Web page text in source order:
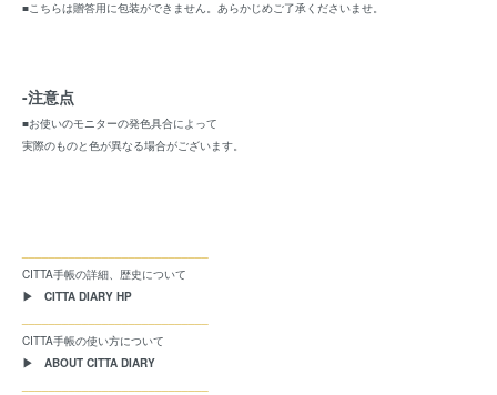
■こちらは贈答用に包装ができません。あらかじめご了承くださいませ。
-注意点
■お使いのモニターの発色具合によって
実際のものと色が異なる場合がございます。
CITTA手帳の詳細、歴史について
▶ CITTA DIARY HP
CITTA手帳の使い方について
▶ ABOUT CITTA DIARY